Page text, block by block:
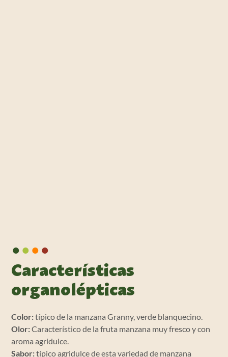
••••
Características
organolépticas
Color:típico de la manzana Granny, verde blanquecino.
Olor:Característico de la fruta manzana muy fresco y con
aroma agridulce.
Sabor:típico agridulce de esta variedad de manzana